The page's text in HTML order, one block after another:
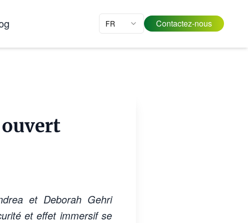
FR Contactez-nous
ouvert
et Deborah Gehri
et effet immersif se